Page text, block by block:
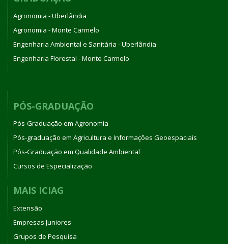
Agronomia - Uberlândia
Agronomia - Monte Carmelo
Engenharia Ambiental e Sanitária - Uberlândia
Engenharia Florestal - Monte Carmelo
PÓS-GRADUAÇÃO
Pós-Graduação em Agronomia
Pós-graduação em Agricultura e Informações Geoespaciais
Pós-Graduação em Qualidade Ambiental
Cursos de Especialização
MAIS ICIAG
Extensão
Empresas Juniores
Grupos de Pesquisa